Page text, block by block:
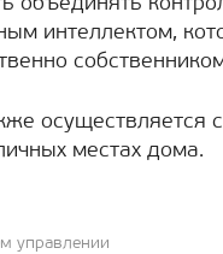
интеллектом,
местах дома.
управлении